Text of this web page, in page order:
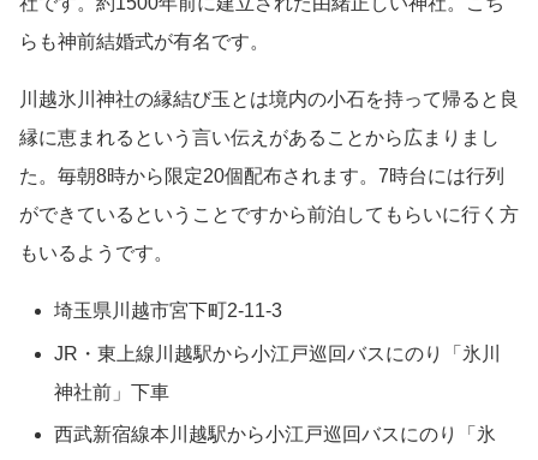
らも神前結婚式が有名です。
川越氷川神社の縁結び玉とは境内の小石を持って帰ると良
縁に恵まれるという言い伝えがあることから広まりまし
た。毎朝8時から限定20個配布されます。7時台には行列
ができているということですから前泊してもらいに行く方
もいるようです。
埼玉県川越市宮下町2-11-3
JR・東上線川越駅から小江戸巡回バスにのり「氷川
神社前」下車
西武新宿線本川越駅から小江戸巡回バスにのり「氷